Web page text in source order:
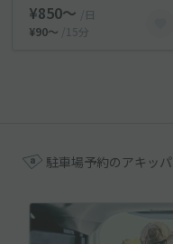
¥850〜
/日
¥90〜
/15分
駐車場予約のアキッパ